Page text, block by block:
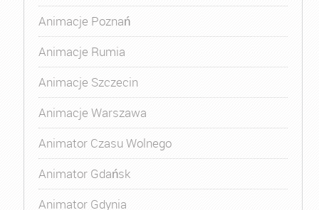
Animacje Poznań
Animacje Rumia
Animacje Szczecin
Animacje Warszawa
Animator Czasu Wolnego
Animator Gdańsk
Animator Gdynia